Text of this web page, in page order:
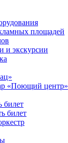
площадей
и экскурсии
«Поющий центр»
билет
билет